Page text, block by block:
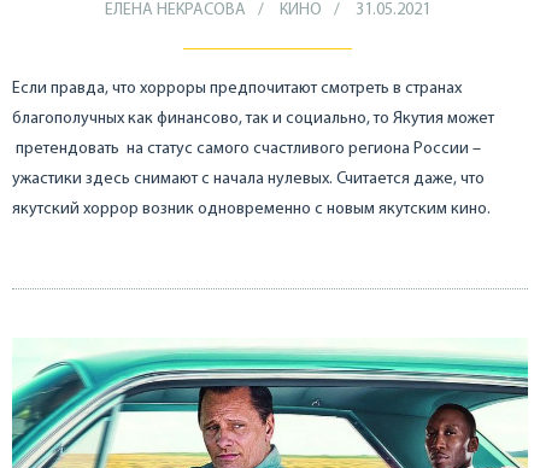
ЕЛЕНА НЕКРАСОВА КИНО 31.05.2021
Если правда, что хорроры предпочитают смотреть в странах
благополучных как финансово, так и социально, то Якутия может
претендовать на статус самого счастливого региона России –
ужастики здесь снимают с начала нулевых. Считается даже, что
якутский хоррор возник одновременно с новым якутским кино.